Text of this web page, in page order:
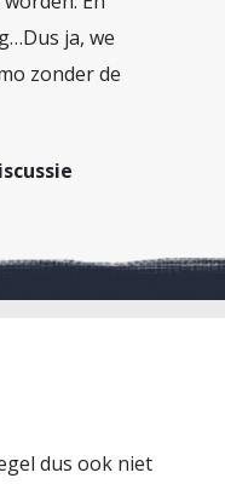
ja, we
zonder de
dus ook niet